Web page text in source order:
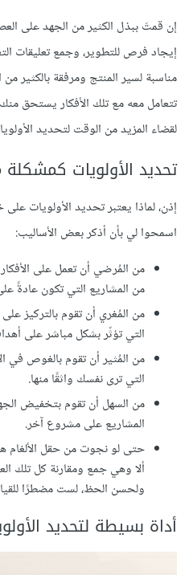
إن قمتَ ببذل الكثير من الجهد على
إيجاد فرص للتطوير، وجمع تعليقات
مناسبة لسير المنتج ومرفقة بالكثير من
تتعامل معه مع تلك الأفكار يستحق
لقضاء المزيد من الوقت لتحديد
تحديد الأولويات
إذن، لماذا يعتبر تحديد الأولويات
اسمحوا لي بأن أذكر بعض الأساليب:
من المُرضي أن تعمل على
من المشاريع التي تكون عادةً
من المُغري أن تقوم بالتركيز على
التي تؤثّر بشكل مباشر على
من المُثير أن تقوم بالغوص في
التي ترى نفسك واثقًا منها.
من السهل أن تقوم بتخفيض
المشاريع على مشروع آخر.
حتى لو نجوت من حقل الألغام
ألا وهي جمع ومقارنة كل تلك
ولحسن الحظ، لست مضطرًا
أداة بسيطة لتحديد